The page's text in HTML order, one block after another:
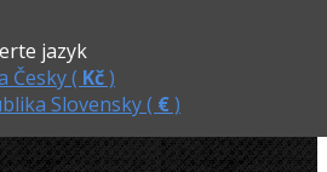
jazyk
Česky ( Kč)
Slovensky ( €)
+ smýkadlo